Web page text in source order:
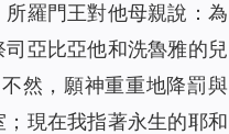
羅門王對他母親說：為
亞比亞他和洗魯雅的兒
然，願神重重地降罰與
現在我指著永生的耶和